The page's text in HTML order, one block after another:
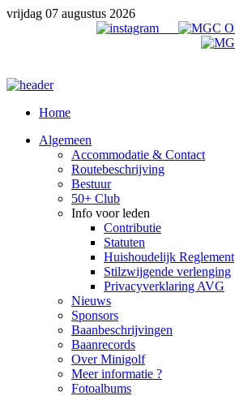
vrijdag 07 augustus 2026
Home
Algemeen
Accommodatie & Contact
Routebeschrijving
Bestuur
50+ Club
Info voor leden
Contributie
Statuten
Huishoudelijk Reglement
Stilzwijgende verlenging
Privacyverklaring AVG
Nieuws
Sponsors
Baanbeschrijvingen
Baanrecords
Over Minigolf
Meer informatie ?
Fotoalbums